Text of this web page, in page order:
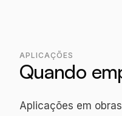
APLICAÇÕES
Quando
Aplicações em